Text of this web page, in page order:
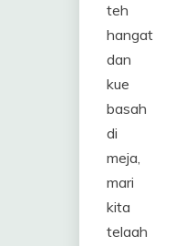
teh
hangat
dan
kue
basah
di
meja,
mari
kita
telaah